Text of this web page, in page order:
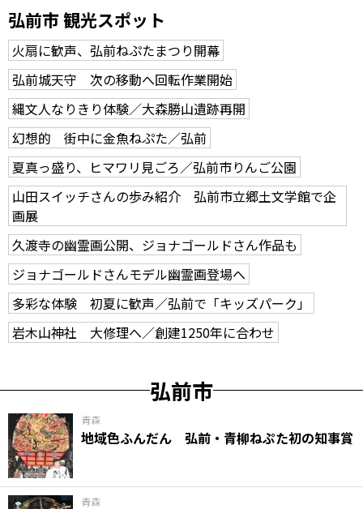
弘前市 観光スポット
火扇に歓声、弘前ねぷたまつり開幕
弘前城天守 次の移動へ回転作業開始
縄文人なりきり体験／大森勝山遺跡再開
幻想的 街中に金魚ねぷた／弘前
夏真っ盛り、ヒマワリ見ごろ／弘前市りんご公園
山田スイッチさんの歩み紹介 弘前市立郷土文学館で企
画展
久渡寺の幽霊画公開、ジョナゴールドさん作品も
ジョナゴールドさんモデル幽霊画登場へ
多彩な体験 初夏に歓声／弘前で「キッズパーク」
岩木山神社 大修理へ／創建1250年に合わせ
弘前市
青森
地域色ふんだん 弘前・青柳ねぷた初の知事賞
青森